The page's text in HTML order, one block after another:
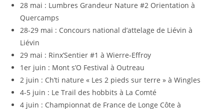
28 mai : Lumbres Grandeur Nature #2 Orientation à
Quercamps
28-29 mai : Concours national d’attelage de Liévin à
Liévin
29 mai : Rinx’Sentier #1 à Wierre-Effroy
1er juin : Mont s’O Festival à Outreau
2 juin : Ch’ti nature « Les 2 pieds sur terre » à Wingles
4-5 juin : Le Trail des hobbits à La Comté
4 juin : Championnat de France de Longe Côte à